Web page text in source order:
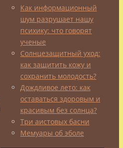
Как информационный
шум разрушает нашу
психику: что говорят
ученые
Солнцезащитный уход:
как защитить кожу и
сохранить молодость?
Дождливое лето: как
оставаться здоровым и
красивым без солнца?
Три аистовых басни
Мемуары об эболе